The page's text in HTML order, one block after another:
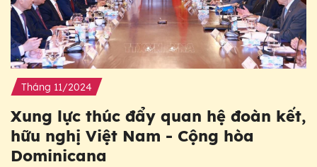
Tháng 11/2024
Xung lực thúc đẩy quan hệ đoàn kết,
hữu nghị Việt Nam - Cộng hòa
Dominicana